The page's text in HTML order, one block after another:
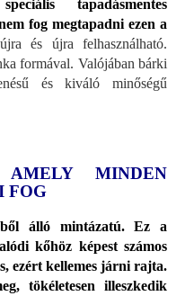
speciális tapadásmentes
fog megtapadni ezen a
és újra felhasználható.
formával. Valójában bárki
és kiváló minőségű
MINDEN
FOG
álló mintázatú. Ez a
kőhöz képest számos
ezért kellemes járni rajta.
tökéletesen illeszkedik